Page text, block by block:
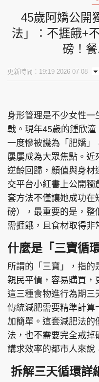
玄學靈異
東周刊
PCM 電腦廣場
頭條日報
親子王
頭條搵工
聯絡我們
45歲阿嬌公開
法」：不捱餓+
磅！餐
更新時間：19:19 2026-07-08
身形管理是不少女性
戰。現年45歲的鍾欣
一度慘被譏為「肥嬌」
屢屢成為大眾焦點。近
逆齡回歸，顏值與身材
交平台小紅書上公開獨
套方法不僅讓她成功在
磅），最重要的是，整
需捱餓，且食材取得非
什麼是「三寶循
所謂的「三寶」，指
親民平價，容易購買，
這三種食物進行為期三
傳統減肥需要精準計算
加簡單。這套減肥法
法，也不需要完全戒掉
講求效率的都市人來說
拆解三天循環詳